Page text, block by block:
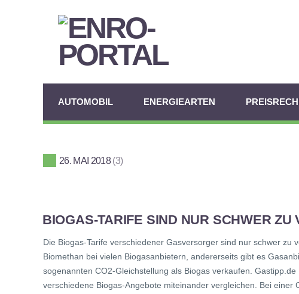
AUTOMOBIL ENERGIEARTEN
26. MAI 2018 3
BIOGAS-TARIFE SIND NUR SCHWER ZU
Die Biogas-Tarife verschiedener Gasversorger sind nur schwer zu
Biomethan bei vielen Biogasanbietern, andererseits gibt es
sogenannten CO2-Gleichstellung als Biogas verkaufen.
verschiedene Biogas-Angebote miteinander vergleichen. Bei